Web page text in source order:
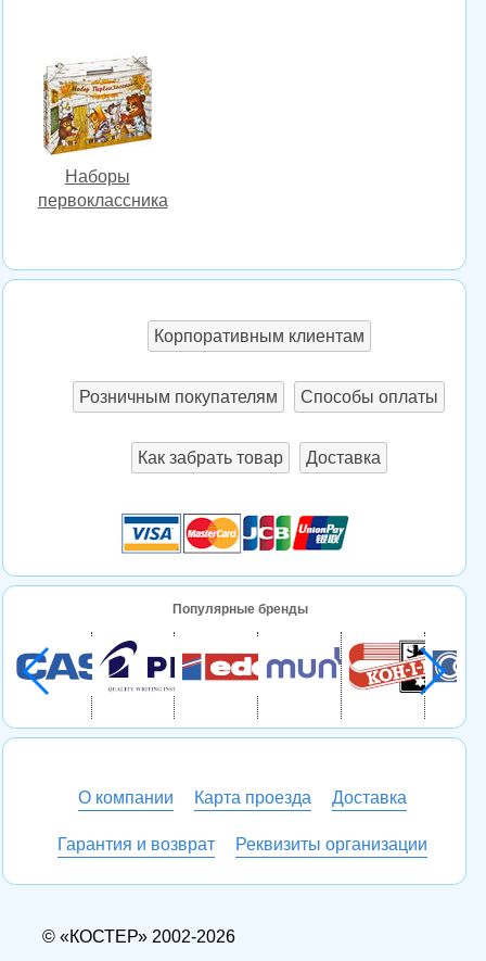
Наборы
первоклассника
Корпоративным клиентам
Розничным покупателям Способы оплаты
Как забрать товар Доставка
Популярные бренды
О компании Карта проезда Доставка
Гарантия и возврат Реквизиты организации
© «КОСТЕР» 2002-2026